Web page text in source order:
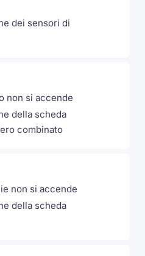
dei sensori di
non si accende
della scheda
combinato
non si accende
della scheda